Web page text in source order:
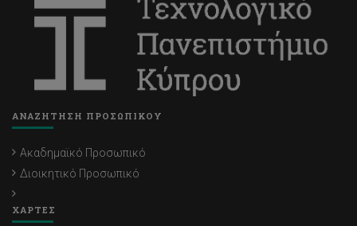
ΑΝΑΖΗΤΗΣΗ ΠΡΟΣΩΠΙΚΟΥ
Ακαδημαϊκό Προσωπικό
Διοικητικό Προσωπικό
ΧΑΡΤΕΣ